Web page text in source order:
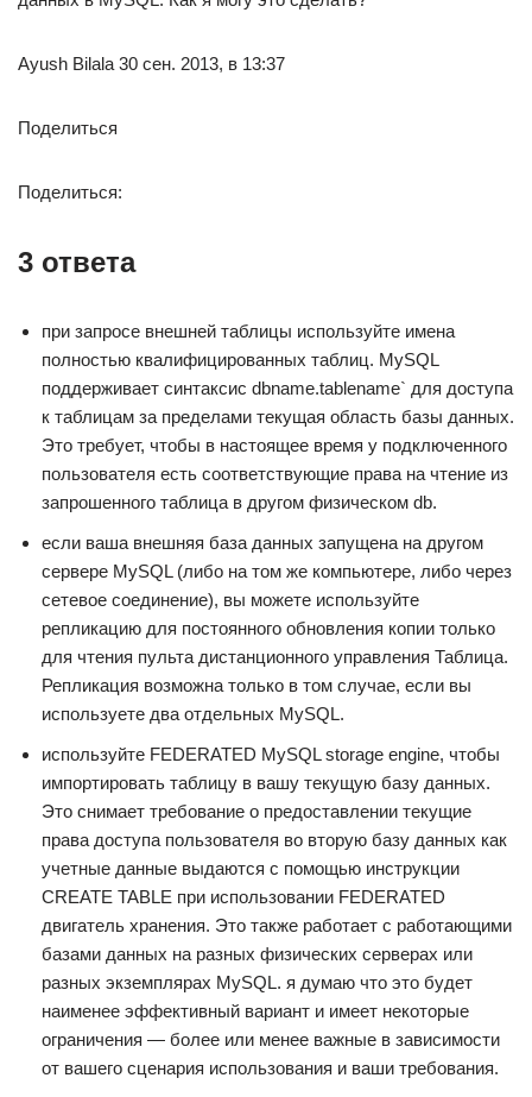
Ayush Bilala 30 сен. 2013, в 13:37
Поделиться
Поделиться:
3 ответа
при запросе внешней таблицы используйте имена
полностью квалифицированных таблиц. MySQL
поддерживает синтаксис dbname.tablename` для доступа
к таблицам за пределами текущая область базы данных.
Это требует, чтобы в настоящее время у подключенного
пользователя есть соответствующие права на чтение из
запрошенного таблица в другом физическом db.
если ваша внешняя база данных запущена на другом
сервере MySQL (либо на том же компьютере, либо через
сетевое соединение), вы можете используйте
репликацию для постоянного обновления копии только
для чтения пульта дистанционного управления Таблица.
Репликация возможна только в том случае, если вы
используете два отдельных MySQL.
используйте FEDERATED MySQL storage engine, чтобы
импортировать таблицу в вашу текущую базу данных.
Это снимает требование о предоставлении текущие
права доступа пользователя во вторую базу данных как
учетные данные выдаются с помощью инструкции
CREATE TABLE при использовании FEDERATED
двигатель хранения. Это также работает с работающими
базами данных на разных физических серверах или
разных экземплярах MySQL. я думаю что это будет
наименее эффективный вариант и имеет некоторые
ограничения — более или менее важные в зависимости
от вашего сценария использования и ваши требования.